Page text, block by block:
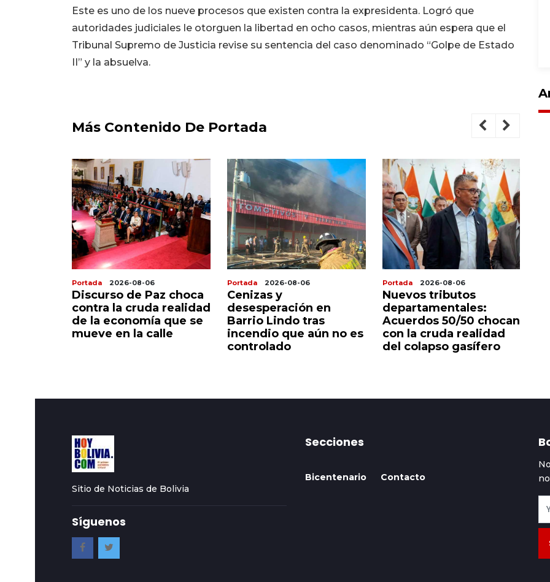
Este es uno de los nueve procesos que existen contra la expresidenta. Logró que
autoridades judiciales le otorguen la libertad en ocho casos, mientras aún espera que el
Tribunal Supremo de Justicia revise su sentencia del caso denominado “Golpe de Estado
II” y la absuelva.
Más Contenido De Portada
Portada 2026-08-06
Discurso de Paz choca
contra la cruda realidad
de la economía que se
mueve en la calle
Portada 2026-08-06
Cenizas y
desesperación en
Barrio Lindo tras
incendio que aún no es
controlado
Portada 2026-08-06
Nuevos tributos
departamentales:
Acuerdos 50/50 chocan
con la cruda realidad
del colapso gasífero
Sitio de Noticias de Bolivia
Síguenos
Secciones
Bicentenario Contacto